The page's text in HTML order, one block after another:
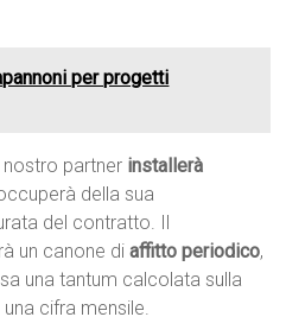
per progetti
nostro partner installerà
della sua
del contratto. Il
un canone diaffitto periodico,
una tantum calcolata sulla
cifra mensile.